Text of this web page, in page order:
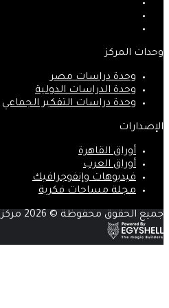
وحدات المركز
وحدة دراسات مصر
وحدة الدراسات الدولية
وحدة دراسات التفكير الجماعي
الإصدارات
أوراق القاهرة
أوراق العرب
فيديوهات وإنفوجرافيك
مجلة مساحات فكرية
جميع الحقوق محفوظة © 2026 مركز رع للدراسات الاستراتيجية